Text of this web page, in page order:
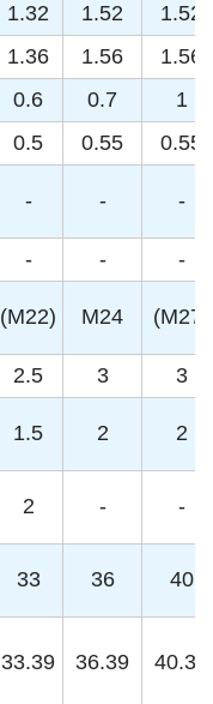
1.32 1.52
1.52
1.36 1.56
1.56
0.6 0.7
1
0.5 0.55
0.55
- - -
- -
-
(M22) M24 (M27)
2.5 3
3
1.5 2 2
2 - -
33 36 40
33.39 36.39 40.39